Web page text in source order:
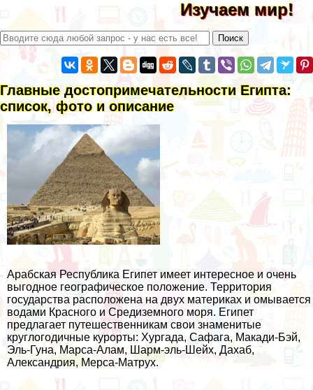
Изучаем мир!
Главные достопримечательности Египта:
список, фото и описание
Арабская Республика Египет имеет интересное и очень
выгодное географическое положение. Территория
государства расположена на двух материках и омывается
водами Красного и Средиземного моря. Египет
предлагает путешественникам свои знаменитые
круглогодичные курорты: Хургада, Сафага, Макади-Бэй,
Эль-Гуна, Марса-Алам, Шарм-эль-Шейх, Дахаб,
Александрия, Мерса-Матрух.